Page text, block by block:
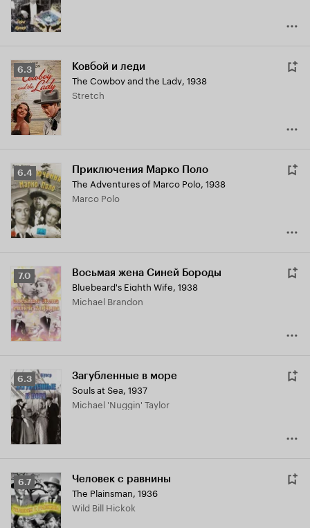
Рейтинг
Кинопоиска
6.3
6.3 Ковбой и леди
The Cowboy and the Lady, 1938
Stretch
Рейтинг
Кинопоиска
6.4
6.4 Приключения Марко Поло
The Adventures of Marco Polo, 1938
Marco Polo
Рейтинг
Кинопоиска
7.0
7.0 Восьмая жена Синей Бороды
Bluebeard's Eighth Wife, 1938
Michael Brandon
Рейтинг
Кинопоиска
6.3
6.3 Загубленные в море
Souls at Sea, 1937
Michael 'Nuggin' Taylor
Рейтинг
Кинопоиска
6.7
6.7 Человек с равнины
The Plainsman, 1936
Wild Bill Hickok